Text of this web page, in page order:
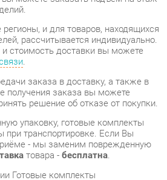
заказа в доставку, а также в
заказа вы можете
решение об отказе от покупки.
упаковку, готовые комплекты
транспортировке. Если Вы
товара -бесплатна.
Готовые комплекты
Яна Марлен 9 Кремовый
изделие производства
государственному